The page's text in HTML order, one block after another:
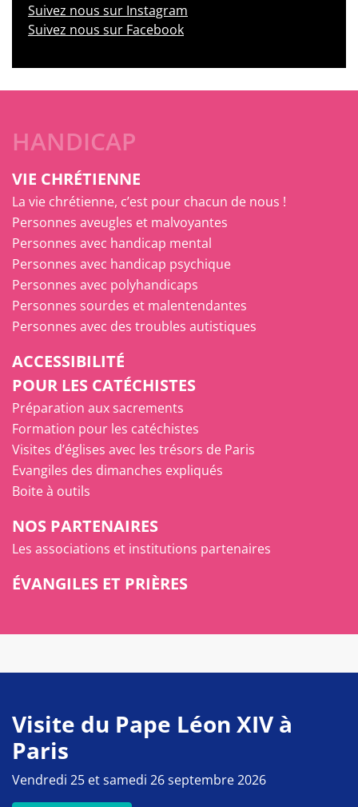
Suivez nous sur Instagram
Suivez nous sur Facebook
HANDICAP
VIE CHRÉTIENNE
La vie chrétienne, c’est pour chacun de nous !
Personnes aveugles et malvoyantes
Personnes avec handicap mental
Personnes avec handicap psychique
Personnes avec polyhandicaps
Personnes sourdes et malentendantes
Personnes avec des troubles autistiques
ACCESSIBILITÉ
POUR LES CATÉCHISTES
Préparation aux sacrements
Formation pour les catéchistes
Visites d’églises avec les trésors de Paris
Evangiles des dimanches expliqués
Boite à outils
NOS PARTENAIRES
Les associations et institutions partenaires
ÉVANGILES ET PRIÈRES
Visite du Pape Léon XIV à
Paris
Vendredi 25 et samedi 26 septembre 2026